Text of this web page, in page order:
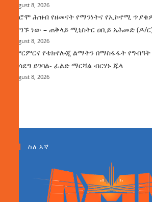
August 8, 2026
የኦሮሞ ሕዝብ የዘመናት የማንነትና የኢኮኖሚ
እያገኙ ነው – ጠቅላይ ሚኒስትር ዐቢይ አሕመድ (ዶ/
August 8, 2026
የምርምርና የቴክኖሎጂ ልማትን በማስፋፋት
ማሳደግ ይገባል- ፊልድ ማርሻል ብርሃኑ ጁላ
August 8, 2026
ስለ እኛ